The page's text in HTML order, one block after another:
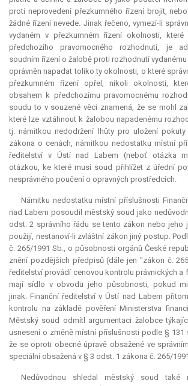
proti neprovedení přezkumného řízení brojit,
žádné řízení nevede. Jinak řečeno, vymezí-li
vydaném v přezkumném řízení okolnosti,
předchozího pravomocného rozhodnutí, je
soudním řízení o žalobě proti rozhodnutí
oprávněn napadat toliko ty okolnosti, o které
přezkumném řízení opřel, nikoli okolnosti,
obsahem k předchozímu pravomocnému
soudu to v souzené věci znamená, že se mohl
které lze vztáhnout k žalobou napadenému
tj. námitkou nedodržení lhůty pro uložení
zákona o cenách, námitkou nedostatku místní
ředitelství v Ústí nad Labem (neboť otázka
otázkou, ke které musí soud přihlížet z úřední
nesprávného poučení o opravných prostředcích.
Námitku nedostatku místní příslušnosti
nad Labem posoudil městský soud jako
odst. 2 správního řádu se tento zákon nebo jeho
použijí, nestanoví-li zvláštní zákon jiný postup.
č. 265/1991 Sb., o působnosti orgánů České
znění pozdějších předpisů (dále jen "zákon č.
ředitelství provádí cenovou kontrolu právnických a
mají sídlo v obvodu jeho působnosti, pokud
jinak. Finanční ředitelství v Ústí nad Labem
kontrolu na základě pověření Ministerstva
Městský soud odmítl argumentaci žalobce
usnesení o změně místní příslušnosti podle § 131
že se oproti obecné úpravě obsažené ve
speciální obsažená v § 3 odst. 1 zákona č. 265/
Nedůvodnou shledal městský soud také